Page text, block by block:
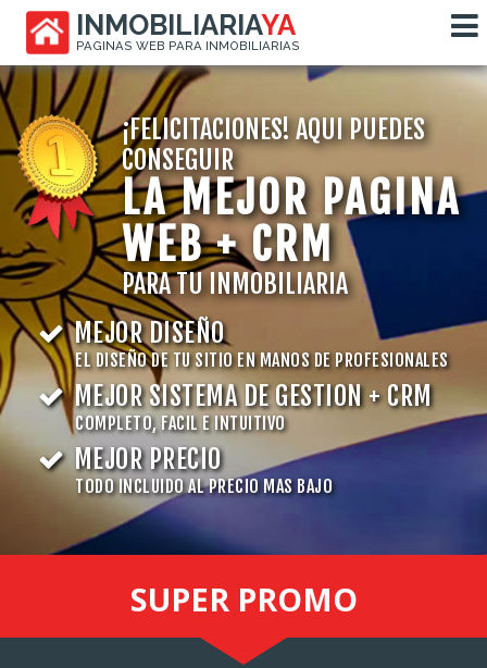
INMOBILIARIAYA
PAGINAS WEB PARA INMOBILIARIAS
¡FELICITACIONES! AQUI PUEDES
CONSEGUIR
LA MEJOR PAGINA
WEB + CRM
PARA TU INMOBILIARIA
MEJOR DISEÑO
EL DISEÑO DE TU SITIO EN MANOS DE PROFESIONALES
MEJOR SISTEMA DE GESTION + CRM
COMPLETO, FACIL E INTUITIVO
MEJOR PRECIO
TODO INCLUIDO AL PRECIO MAS BAJO
SUPER PROMO